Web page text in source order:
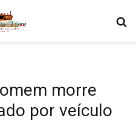
morre
por veículo